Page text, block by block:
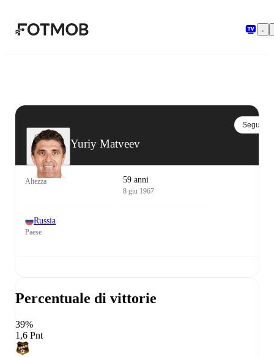
Yuriy Matveev
Segui
Altezza 59 anni
8 giu 1967
Russia
Paese
Percentuale di vittorie
39%
1,6 Pnt